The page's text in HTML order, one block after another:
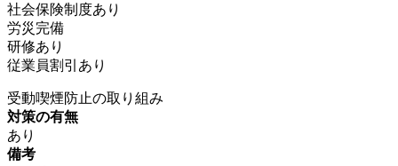
社会保険制度あり
労災完備
研修あり
従業員割引あり
受動喫煙防止の取り組み
対策の有無
あり
備考